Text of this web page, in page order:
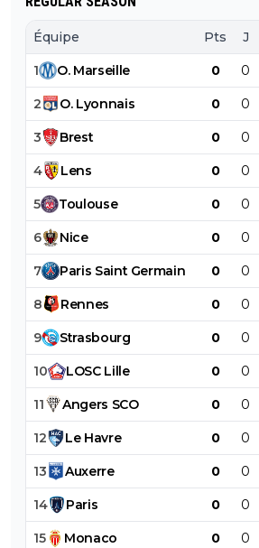
Équipe Pts J
1 O. Marseille 0 0
2 O. Lyonnais 0 0
3 Brest 0 0
4 Lens 0 0
5 Toulouse 0 0
6 Nice 0 0
7 Paris Saint Germain 0 0
8 Rennes 0 0
9 Strasbourg 0 0
10 LOSC Lille 0 0
11 Angers SCO 0 0
12 Le Havre 0 0
13 Auxerre 0 0
14 Paris 0 0
15 Monaco 0 0